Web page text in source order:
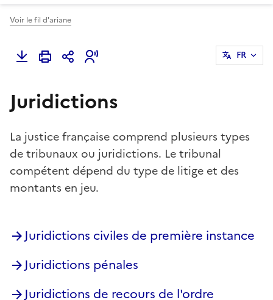
Voir le fil d'ariane
FR
Juridictions
La justice française comprend plusieurs types
de tribunaux ou juridictions. Le tribunal
compétent dépend du type de litige et des
montants en jeu.
Juridictions civiles de première instance
Juridictions pénales
Juridictions de recours de l'ordre